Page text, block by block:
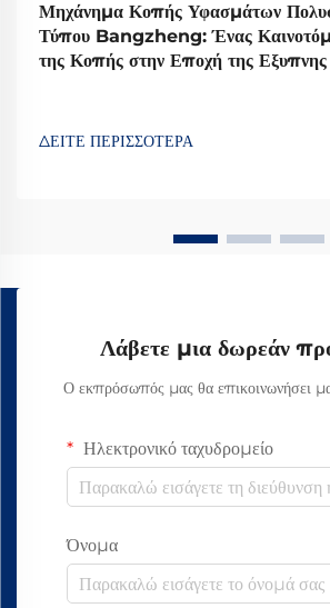
Μηχάνημα Κοπής Υφασμάτων
Τύπου Bangzheng: Ένας
της Κοπής στην Εποχή της
ΔΕΙΤΕ ΠΕΡΙΣΣΟΤΕΡΑ
Λάβετε μια δωρεάν
Ο εκπρόσωπός μας θα επικοινωνήσει
Ηλεκτρονικό ταχυδρομείο
Όνομα